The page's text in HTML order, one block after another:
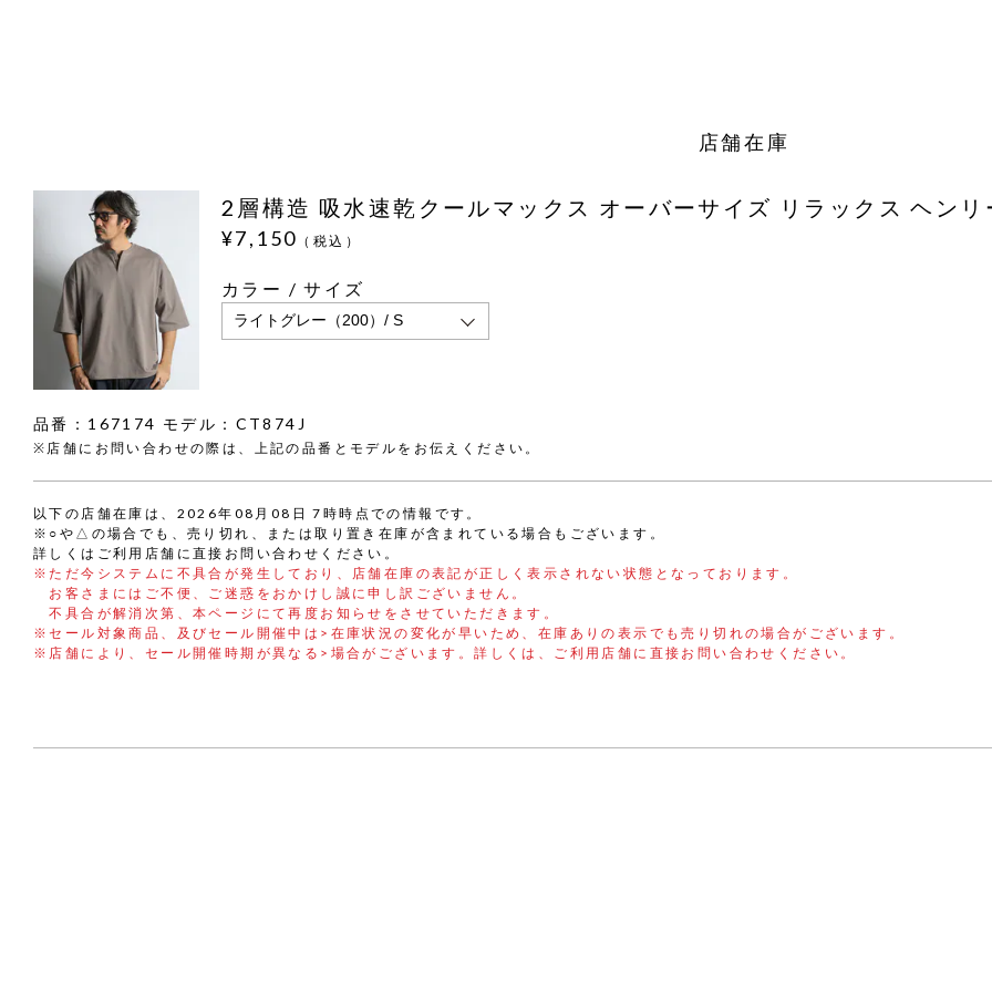
店舗在庫
2層構造 吸水速乾クールマックス オーバーサイズ リラックス ヘンリ
¥7,150 （税込）
カラー / サイズ
品番：167174 モデル：CT874J
※店舗にお問い合わせの際は、上記の品番とモデルをお伝えください。
以下の店舗在庫は、2026年08月08日 7時時点での情報です。
※○や△の場合でも、売り切れ、または取り置き在庫が含まれている場合もございます。
詳しくはご利用店舗に直接お問い合わせください。
※ただ今システムに不具合が発生しており、店舗在庫の表記が正しく表示されない状態となっております。
お客さまにはご不便、ご迷惑をおかけし誠に申し訳ございません。
不具合が解消次第、本ページにて再度お知らせをさせていただきます。
※セール対象商品、及びセール開催中は>在庫状況の変化が早いため、在庫ありの表示でも売り切れの場合がございます。
※店舗により、セール開催時期が異なる>場合がございます。詳しくは、ご利用店舗に直接お問い合わせください。